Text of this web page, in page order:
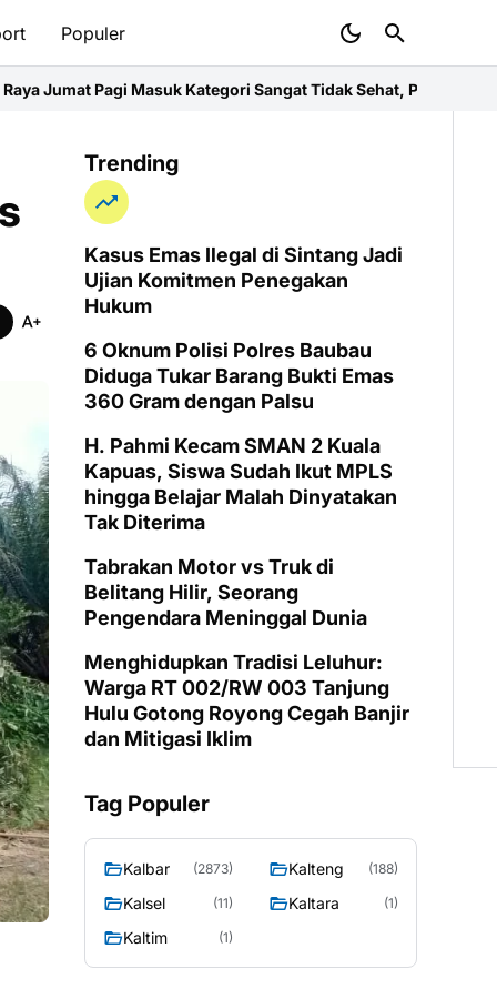
Populer
Kategori Sangat Tidak Sehat, Polres Imbau Warga Pakai
Trending
Kasus Emas Ilegal di Sintang Jadi
Ujian Komitmen Penegakan
Hukum
6 Oknum Polisi Polres Baubau
Diduga Tukar Barang Bukti Emas
360 Gram dengan Palsu
H. Pahmi Kecam SMAN 2 Kuala
Kapuas, Siswa Sudah Ikut MPLS
hingga Belajar Malah Dinyatakan
Tak Diterima
Tabrakan Motor vs Truk di
Belitang Hilir, Seorang
Pengendara Meninggal Dunia
Menghidupkan Tradisi Leluhur:
Warga RT 002/RW 003 Tanjung
Hulu Gotong Royong Cegah Banjir
dan Mitigasi Iklim
Tag Populer
Kalbar (2873) Kalteng (188)
Kalsel (11) Kaltara (1)
Kaltim (1)